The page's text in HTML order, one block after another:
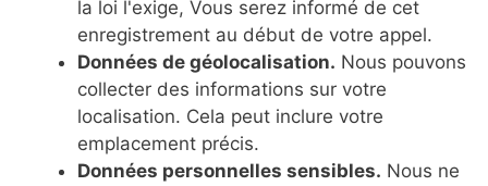
la loi l'exige, Vous serez informé de cet
enregistrement au début de votre appel.
Données de géolocalisation. Nous pouvons
collecter des informations sur votre
localisation. Cela peut inclure votre
emplacement précis.
Données personnelles sensibles. Nous ne